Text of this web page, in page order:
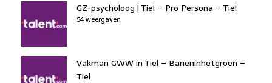
GZ-psycholoog | Tiel – Pro Persona – Tiel
54 weergaven
Vakman GWW in Tiel – Baneninhetgroen –
Tiel